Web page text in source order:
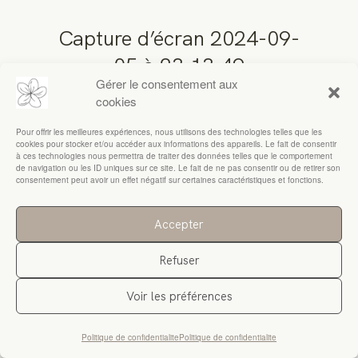
Gérer le consentement aux
cookies
Pour offrir les meilleures expériences, nous utilisons des technologies telles que les
cookies pour stocker et/ou accéder aux informations des appareils. Le fait de consentir
à ces technologies nous permettra de traiter des données telles que le comportement
de navigation ou les ID uniques sur ce site. Le fait de ne pas consentir ou de retirer son
consentement peut avoir un effet négatif sur certaines caractéristiques et fonctions.
Accepter
Refuser
Voir les préférences
Politique de confidentialitePolitique de confidentialite
RESSOURCES
Capture d’écran 2024-09-
05 à 23.13.49